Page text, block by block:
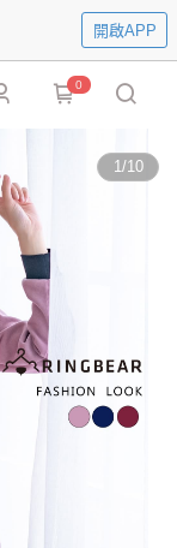
開啟APP
0
1/10